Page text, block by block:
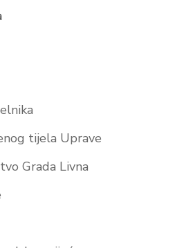
tijela Uprave
Grada Livna